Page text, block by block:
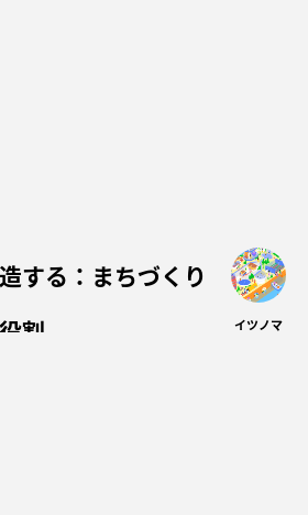
する：まちづくり
割
イツノマ